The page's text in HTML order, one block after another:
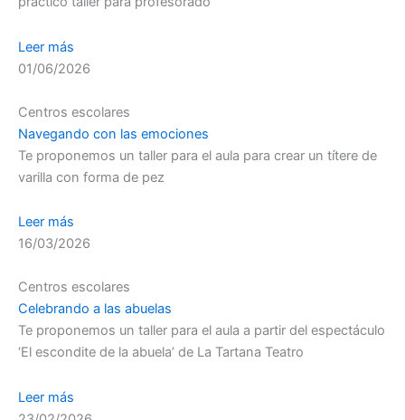
Leer más
01/06/2026
Centros escolares
Navegando con las emociones
Te proponemos un taller para el aula para crear un títere de
varilla con forma de pez
Leer más
16/03/2026
Centros escolares
Celebrando a las abuelas
Te proponemos un taller para el aula a partir del espectáculo
‘El escondite de la abuela’ de La Tartana Teatro
Leer más